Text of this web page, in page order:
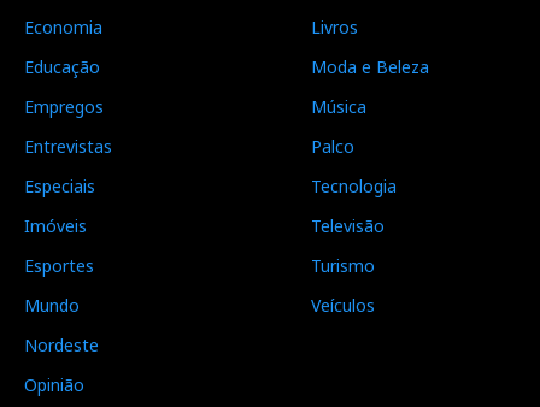
Economia
Educação
Empregos
Entrevistas
Especiais
Imóveis
Esportes
Mundo
Nordeste
Opinião
Livros
Moda e Beleza
Música
Palco
Tecnologia
Televisão
Turismo
Veículos